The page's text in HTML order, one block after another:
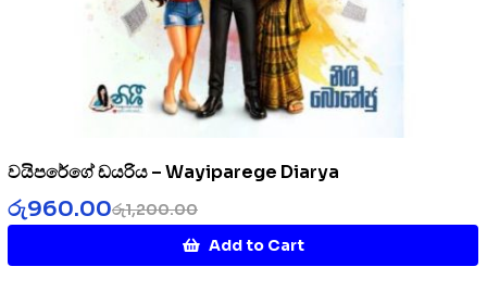
වයිපරේගේ ඩයරිය – Wayiparege Diarya
රු1,200.00
රු960.00
Add to Cart